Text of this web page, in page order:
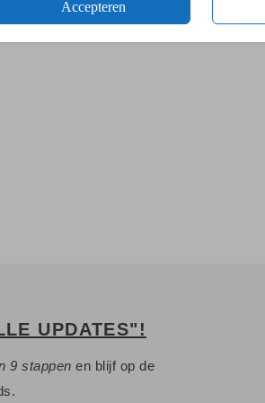
Accepteren
UPDATES"!
9 stappen en blijf op de